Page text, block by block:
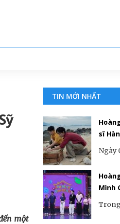
một
TIN MỚI NHẤT
sĩ
Ngày
Mình